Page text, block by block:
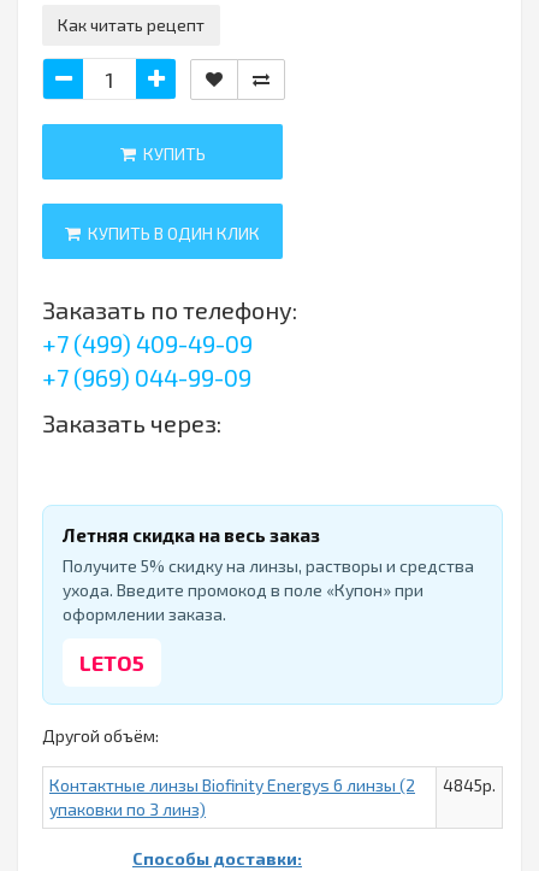
Как читать рецепт
КУПИТЬ
КУПИТЬ В ОДИН КЛИК
Заказать по телефону:
+7 (499) 409-49-09
+7 (969) 044-99-09
Заказать через:
Летняя скидка на весь заказ
Получите 5% скидку на линзы, растворы и средства
ухода. Введите промокод в поле «Купон» при
оформлении заказа.
LETO5
Другой объём:
Контактные линзы Biofinity Energys 6 линзы (2
упаковки по 3 линз)
4845р.
Способы доставки: